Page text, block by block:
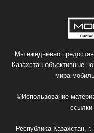
Мы ежедневно
Казахстан объективные
мира
©Использование
ссылки
Республика Казахстан,